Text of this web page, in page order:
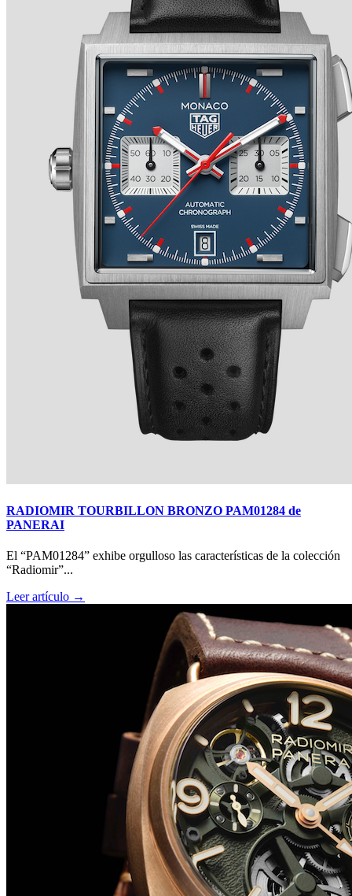
TRADITION SECONDE RÉTROGRADE 7037 de
Big Bang Sapphire Sky Blue de Hublot
RADIOMIR TOURBILLON BRONZO PAM01284 de
PANERAI
El “PAM01284” exhibe orgulloso las características de la colección
“Radiomir”...
Leer artículo →